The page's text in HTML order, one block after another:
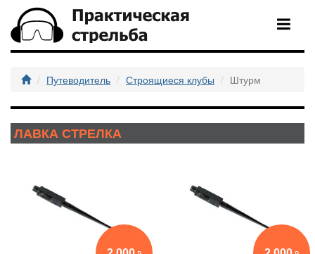
Путеводитель Строящиеся клубы Штурм
ЛАВКА СТРЕЛКА